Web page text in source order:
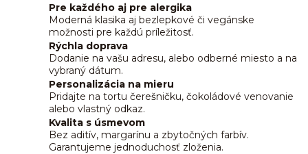
Pre každého aj pre alergika
Moderná klasika aj bezlepkové či vegánske
možnosti pre každú príležitosť.
Rýchla doprava
Dodanie na vašu adresu, alebo odberné miesto a na
vybraný dátum.
Personalizácia na mieru
Pridajte na tortu čerešničku, čokoládové venovanie
alebo vlastný odkaz.
Kvalita s úsmevom
Bez aditív, margarínu a zbytočných farbív.
Garantujeme jednoduchosť zloženia.